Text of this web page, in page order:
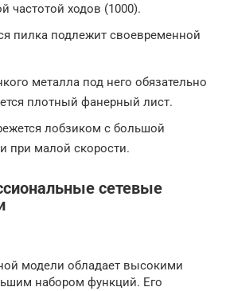
частотой ходов (1000).
пилка подлежит своевременной
металла под него обязательно
плотный фанерный лист.
лобзиком с большой
при малой скорости.
сетевые
модели обладает высокими
набором функций. Его